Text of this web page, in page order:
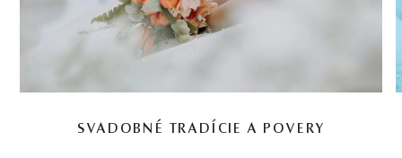
SVADOBNÉ TRADÍCIE A POVERY